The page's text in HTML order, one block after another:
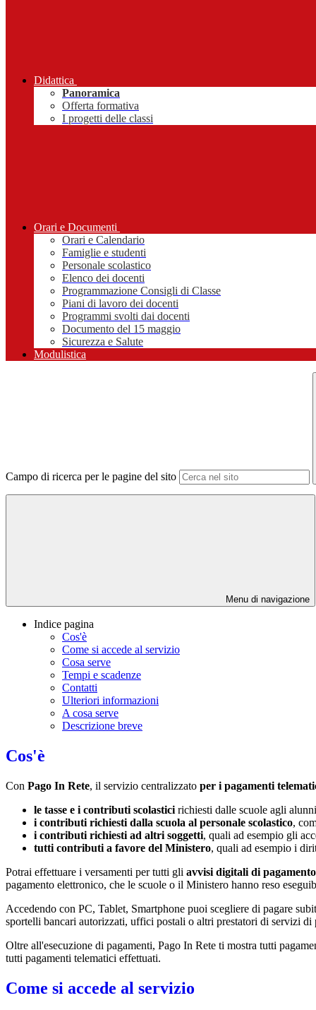
Didattica
Panoramica
Offerta formativa
I progetti delle classi
Orari e Documenti
Orari e Calendario
Famiglie e studenti
Personale scolastico
Elenco dei docenti
Programmazione Consigli di Classe
Piani di lavoro dei docenti
Programmi svolti dai docenti
Documento del 15 maggio
Sicurezza e Salute
Modulistica
Campo di ricerca per le pagine del sito
Menu di navigazione
Indice pagina
Cos'è
Come si accede al servizio
Cosa serve
Tempi e scadenze
Contatti
Ulteriori informazioni
A cosa serve
Descrizione breve
Cos'è
Con Pago In Rete, il servizio centralizzato per i pagamenti
le tasse e i contributi scolastici richiesti dalle scuole agli
i contributi richiesti dalla scuola al personale scolastico,
i contributi richiesti ad altri soggetti, quali ad esempio gli
tutti contributi a favore del Ministero, quali ad esempio i
Potrai effettuare i versamenti per tutti gli avvisi digitali di pagamento
pagamento elettronico, che le scuole o il Ministero hanno reso
Accedendo con PC, Tablet, Smartphone puoi scegliere di pagare
sportelli bancari autorizzati, uffici postali o altri prestatori di servizi
Oltre all'esecuzione di pagamenti, Pago In Rete ti mostra tutti
tutti pagamenti telematici effettuati.
Come si accede al servizio